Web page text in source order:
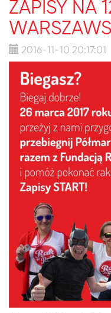
ZAPISY NA
2016-11-10 20:17:01